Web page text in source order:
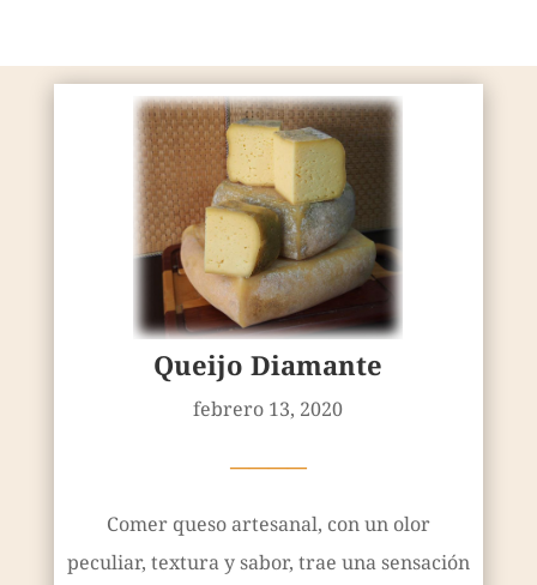
Queijo Diamante
febrero 13, 2020
————
Comer queso artesanal, con un olor
peculiar, textura y sabor, trae una sensación